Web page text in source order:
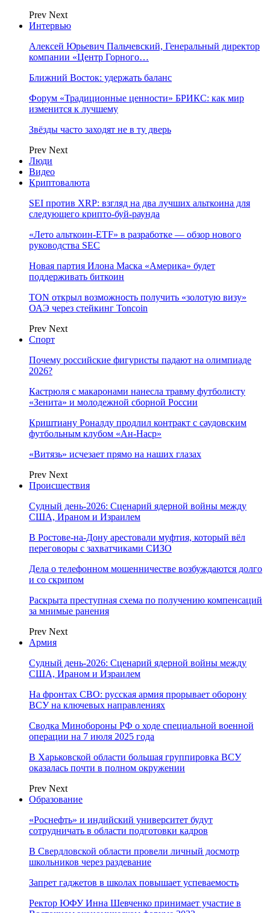
Prev Next
Интервью
Алексей Юрьевич Пальчевский, Генеральный директор
компании «Центр Горного…
Ближний Восток: удержать баланс
Форум «Традиционные ценности» БРИКС: как мир
изменится к лучшему
Звёзды часто заходят не в ту дверь
Prev Next
Люди
Видео
Криптовалюта
SEI против XRP: взгляд на два лучших альткоина для
следующего крипто-буй-раунда
«Лето альткоин-ETF» в разработке — обзор нового
руководства SEC
Новая партия Илона Маска «Америка» будет
поддерживать биткоин
TON открыл возможность получить «золотую визу»
ОАЭ через стейкинг Toncoin
Prev Next
Спорт
Почему российские фигуристы падают на олимпиаде
2026?
Кастрюля с макаронами нанесла травму футболисту
«Зенита» и молодежной сборной России
Криштиану Роналду продлил контракт с саудовским
футбольным клубом «Ан-Наср»
«Витязь» исчезает прямо на наших глазах
Prev Next
Происшествия
Судный день-2026: Сценарий ядерной войны между
США, Ираном и Израилем
В Ростове-на-Дону арестовали муфтия, который вёл
переговоры с захватчиками СИЗО
Дела о телефонном мошенничестве возбуждаются долго
и со скрипом
Раскрыта преступная схема по получению компенсаций
за мнимые ранения
Prev Next
Армия
Судный день-2026: Сценарий ядерной войны между
США, Ираном и Израилем
На фронтах СВО: русская армия прорывает оборону
ВСУ на ключевых направлениях
Сводка Минобороны РФ о ходе специальной военной
операции на 7 июля 2025 года
В Харьковской области большая группировка ВСУ
оказалась почти в полном окружении
Prev Next
Образование
«Роснефть» и индийский университет будут
сотрудничать в области подготовки кадров
В Свердловской области провели личный досмотр
школьников через раздевание
Запрет гаджетов в школах повышает успеваемость
Ректор ЮФУ Инна Шевченко принимает участие в